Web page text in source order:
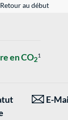
Retour au début
en CO21
E-